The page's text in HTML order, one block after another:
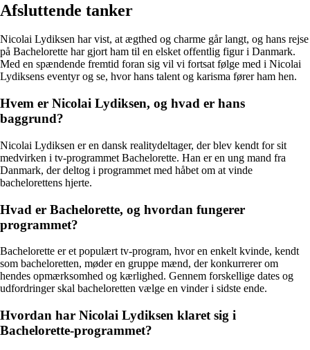
Afsluttende tanker
Nicolai Lydiksen har vist, at ægthed og charme går langt, og hans rejse
på Bachelorette har gjort ham til en elsket offentlig figur i Danmark.
Med en spændende fremtid foran sig vil vi fortsat følge med i Nicolai
Lydiksens eventyr og se, hvor hans talent og karisma fører ham hen.
Hvem er Nicolai Lydiksen, og hvad er hans
baggrund?
Nicolai Lydiksen er en dansk realitydeltager, der blev kendt for sit
medvirken i tv-programmet Bachelorette. Han er en ung mand fra
Danmark, der deltog i programmet med håbet om at vinde
bachelorettens hjerte.
Hvad er Bachelorette, og hvordan fungerer
programmet?
Bachelorette er et populært tv-program, hvor en enkelt kvinde, kendt
som bacheloretten, møder en gruppe mænd, der konkurrerer om
hendes opmærksomhed og kærlighed. Gennem forskellige dates og
udfordringer skal bacheloretten vælge en vinder i sidste ende.
Hvordan har Nicolai Lydiksen klaret sig i
Bachelorette-programmet?